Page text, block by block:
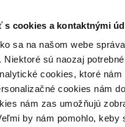
s cookies a kontaktnými
sa na našom webe
Niektoré sú naozaj
cookies, ktoré
cookies nám
nám zas umožňujú
by nám pomohlo,